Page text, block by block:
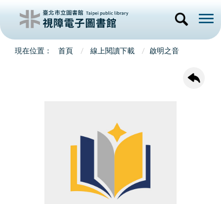
首頁 線上閱讀下載 啟明之音